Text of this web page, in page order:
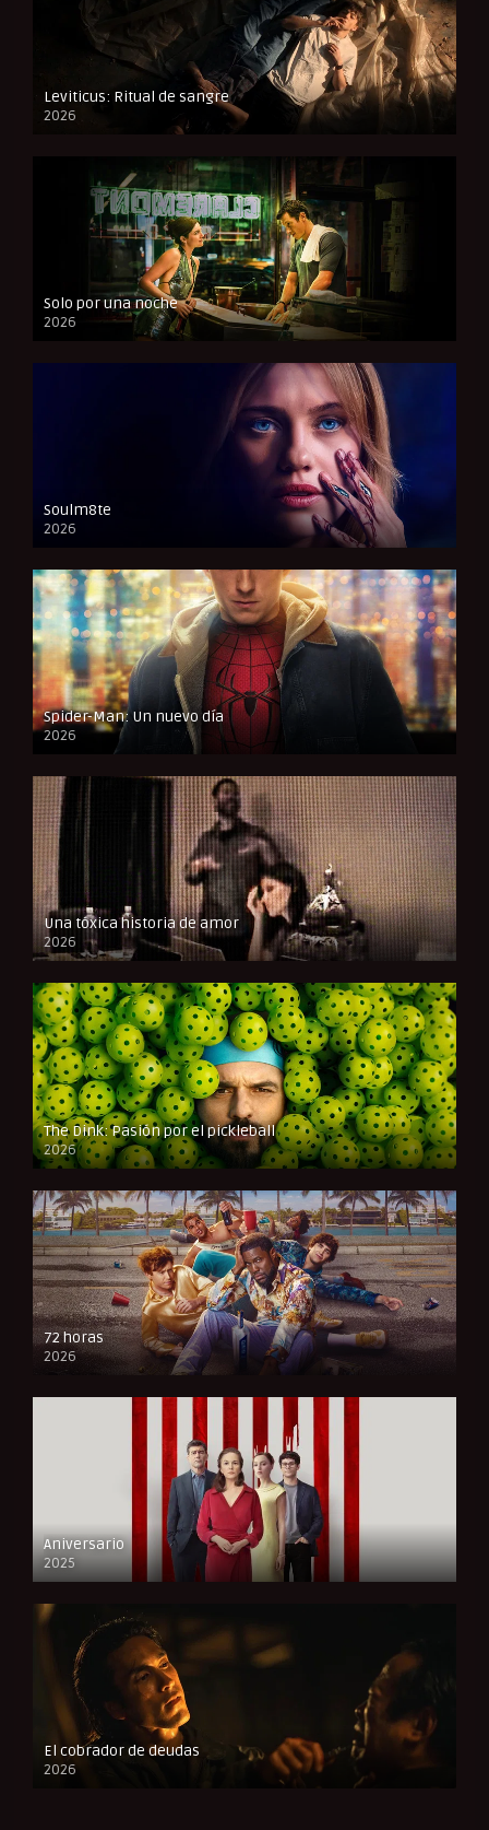
Leviticus: Ritual de sangre
2026
FULL HD
Solo por una noche
2026
CAM
Soulm8te
2026
FULL HD
Spider-Man: Un nuevo día
2026
CAM
Una tóxica historia de amor
2026
FULL HD
The Dink: Pasión por el pickleball
2026
FULL HD
72 horas
2026
FULL HD
Aniversario
2025
FULL HD
El cobrador de deudas
2026
FULL HD